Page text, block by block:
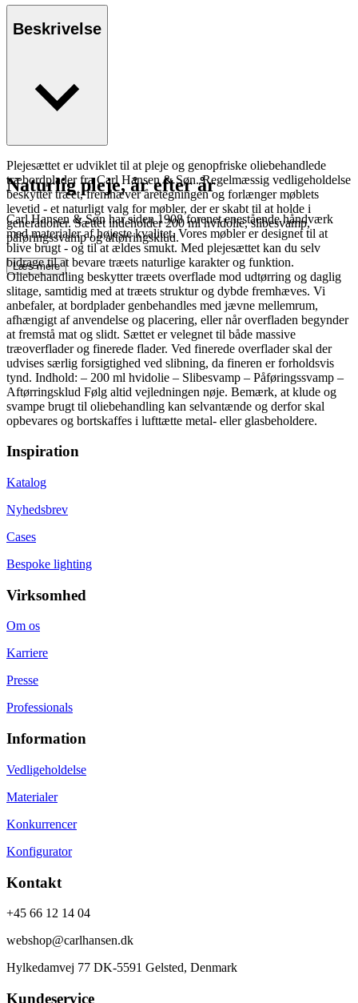
Beskrivelse
Plejesættet er udviklet til at pleje og genopfriske oliebehandlede
træbordplader fra Carl Hansen & Søn. Regelmæssig vedligeholdelse
beskytter træet, fremhæver åretegningen og forlænger møblets
levetid - et naturligt valg for møbler, der er skabt til at holde i
generationer. Sættet indeholder 200 ml hvidolie, slibesvamp,
påføringssvamp og aftørringsklud.
Læs mere
Naturlig pleje, år efter år
Carl Hansen & Søn har siden 1908 forenet enestående håndværk
med materialer af højeste kvalitet. Vores møbler er designet til at
blive brugt - og til at ældes smukt. Med plejesættet kan du selv
bidrage til at bevare træets naturlige karakter og funktion.
Oliebehandling beskytter træets overflade mod udtørring og daglig
slitage, samtidig med at træets struktur og dybde fremhæves. Vi
anbefaler, at bordplader genbehandles med jævne mellemrum,
afhængigt af anvendelse og placering, eller når overfladen begynder
at fremstå mat og slidt. Sættet er velegnet til både massive
træoverflader og finerede flader. Ved finerede overflader skal der
udvises særlig forsigtighed ved slibning, da fineren er forholdsvis
tynd. Indhold: – 200 ml hvidolie – Slibesvamp – Påføringssvamp –
Aftørringsklud Følg altid vejledningen nøje. Bemærk, at klude og
svampe brugt til oliebehandling kan selvantænde og derfor skal
opbevares og bortskaffes i lufttætte metal- eller glasbeholdere.
Inspiration
Katalog
Nyhedsbrev
Cases
Bespoke lighting
Virksomhed
Om os
Karriere
Presse
Professionals
Information
Vedligeholdelse
Materialer
Konkurrencer
Konfigurator
Kontakt
+45 66 12 14 04
webshop@carlhansen.dk
Hylkedamvej 77 DK-5591 Gelsted, Denmark
Kundeservice